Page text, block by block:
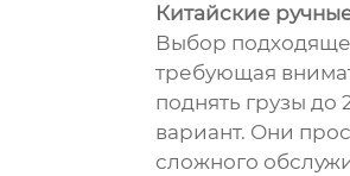
Китайские
Выбор
требующая
поднять грузы до
вариант. Они
сложного